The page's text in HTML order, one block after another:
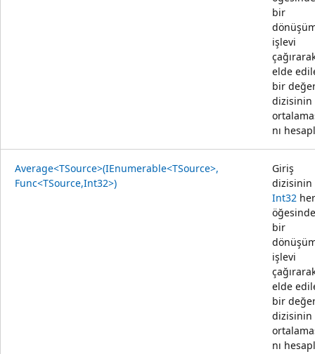
bir
işlevi
elde
bir
dizisinin
nı
Average<TSource>(IEnumerable<TSource>,
Func<TSource,Int32>)
Giriş
dizisinin
Int32 her
öğesinde
bir
işlevi
elde
bir
dizisinin
nı